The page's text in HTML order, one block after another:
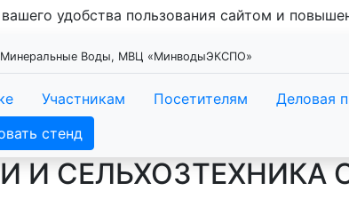
удобства пользования сайтом и
Минеральные Воды, МВЦ «МинводыЭКСПО»
Участникам Посетителям Деловая
стенд
И СЕЛЬХОЗТЕХНИКА